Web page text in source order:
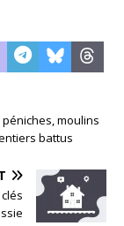
moulins
battus